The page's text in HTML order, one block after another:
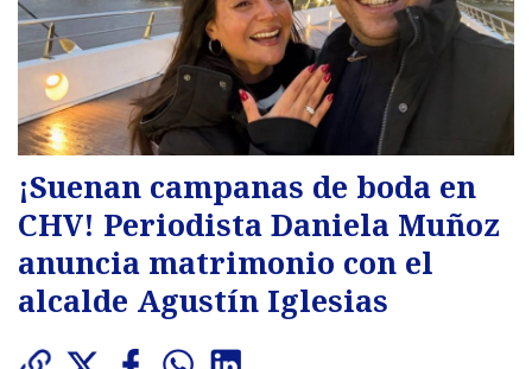
¡Suenan campanas de boda en
CHV! Periodista Daniela Muñoz
anuncia matrimonio con el
alcalde Agustín Iglesias